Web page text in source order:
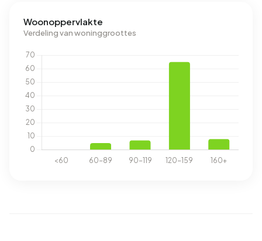
Woonoppervlakte
Verdeling van woninggroottes